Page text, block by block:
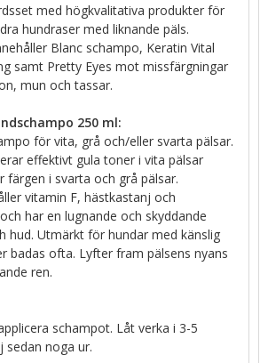
med högkvalitativa produkter för
hundraser med liknande päls.
Blanc schampo, Keratin Vital
samt Pretty Eyes mot missfärgningar
mun och tassar.
250 ml:
för vita, grå och/eller svarta pälsar.
effektivt gula toner i vita pälsar
färgen i svarta och grå pälsar.
vitamin F, hästkastanj och
har en lugnande och skyddande
hud. Utmärkt för hundar med känslig
badas ofta. Lyfter fram pälsens nyans
ren.
schampot. Låt verka i 3-5
sedan noga ur.